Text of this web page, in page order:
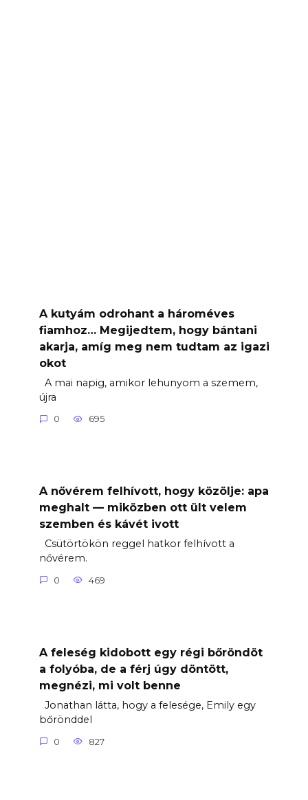
A kutyám odrohant a hároméves
fiamhoz… Megijedtem, hogy bántani
akarja, amíg meg nem tudtam az igazi
okot
A mai napig, amikor lehunyom a szemem,
újra
0 695
A nővérem felhívott, hogy közölje: apa
meghalt — miközben ott ült velem
szemben és kávét ivott
Csütörtökön reggel hatkor felhívott a
nővérem.
0 469
A feleség kidobott egy régi bőröndöt
a folyóba, de a férj úgy döntött,
megnézi, mi volt benne
Jonathan látta, hogy a felesége, Emily egy
bőrönddel
0 827